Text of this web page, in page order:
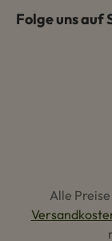
Folge uns auf
Alle